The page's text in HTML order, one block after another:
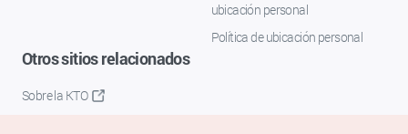
ubicación personal
Política de ubicación personal
Otros sitios relacionados
Sobre la KTO